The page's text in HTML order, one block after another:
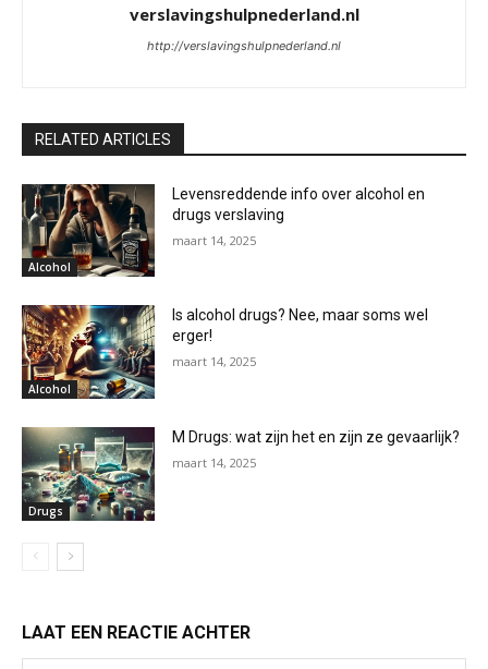
verslavingshulpnederland.nl
http://verslavingshulpnederland.nl
RELATED ARTICLES
Alcohol
Levensreddende info over alcohol en
drugs verslaving
maart 14, 2025
Alcohol
Is alcohol drugs? Nee, maar soms wel
erger!
maart 14, 2025
Drugs
M Drugs: wat zijn het en zijn ze gevaarlijk?
maart 14, 2025
LAAT EEN REACTIE ACHTER